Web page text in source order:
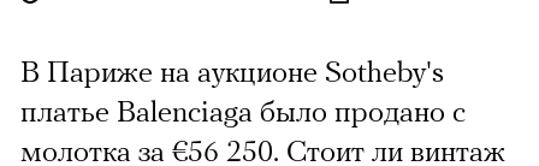
В Париже на аукционе Sotheby's
платье Balenciaga было продано с
молотка за €56 250. Стоит ли винтаж